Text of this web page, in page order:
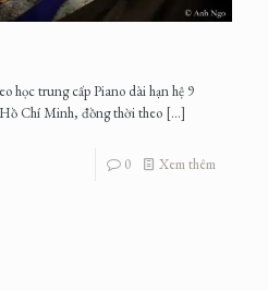
học trung cấp Piano dài hạn hệ 9
Chí Minh, đồng thời theo […]
0 Xem thêm